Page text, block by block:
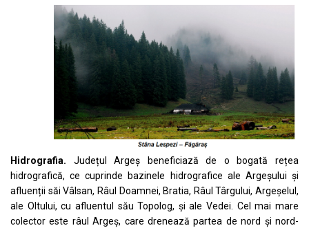
Hidrografia. Județul Argeș beneficiază de o bogată rețea
hidrografică, ce cuprinde bazinele hidrografice ale Argeșului și
afluenții săi Vâlsan, Râul Doamnei, Bratia, Râul Târgului, Argeșelul,
ale Oltului, cu afluentul său Topolog, și ale Vedei. Cel mai mare
colector este râul Argeș, care drenează partea de nord și nord-